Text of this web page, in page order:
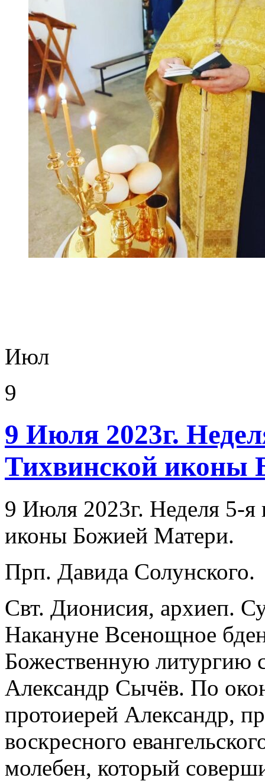
Июл
9
9 Июля 2023г.
Тихвинской иконы
9 Июля 2023г. Неделя 5-я
иконы Божией Матери.
Прп. Давида Солунского.
Свт. Дионисия, архиеп.
Накануне Всенощное
Божественную литургию
Александр Сычёв. По
протоиерей Александр,
воскресного
молебен, который